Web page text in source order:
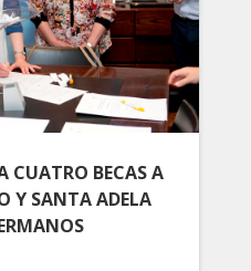
CUATRO BECAS A
Y SANTA ADELA